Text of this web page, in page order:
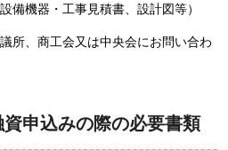
備機器・工事見積書、設計図等）
所、商工会又は中央会にお問い合わ
申込みの際の必要書類